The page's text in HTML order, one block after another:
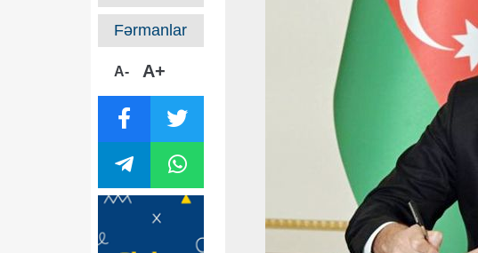
Fərmanlar
A- A+